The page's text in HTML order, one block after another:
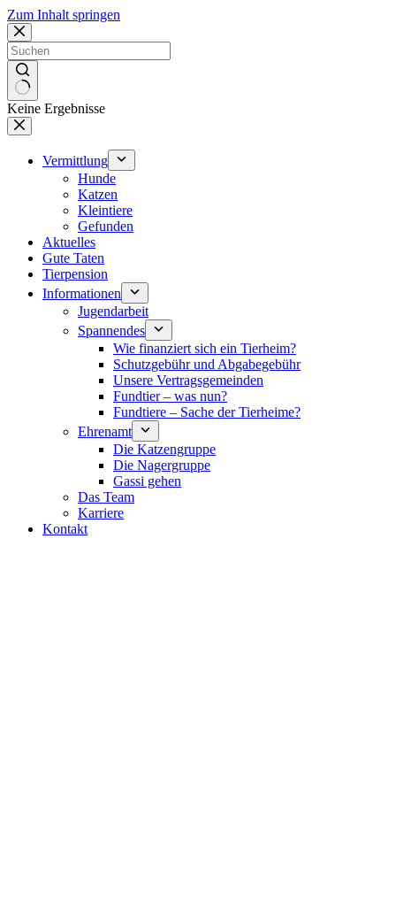
Zum Inhalt springen
Keine Ergebnisse
Vermittlung
Hunde
Katzen
Kleintiere
Gefunden
Aktuelles
Gute Taten
Tierpension
Informationen
Jugendarbeit
Spannendes
Wie finanziert sich ein Tierheim?
Schutzgebühr und Abgabegebühr
Unsere Vertragsgemeinden
Fundtier – was nun?
Fundtiere – Sache der Tierheime?
Ehrenamt
Die Katzengruppe
Die Nagergruppe
Gassi gehen
Das Team
Karriere
Kontakt